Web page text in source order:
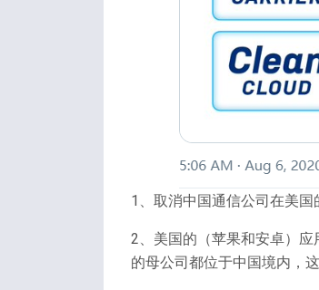
1、取消中国通信公司在美国
2、美国的（苹果和安卓）
的母公司都位于中国境内，